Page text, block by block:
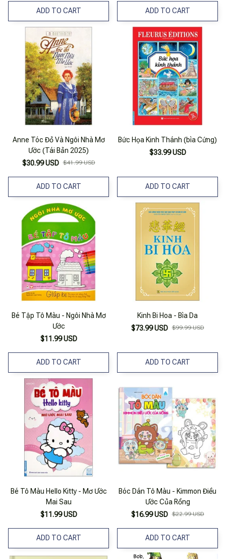
ADD TO CART ADD TO CART
Anne Tóc Đỏ Và Ngôi Nhà Mơ
Ước (Tái Bản 2025)
$30.99 USD $41.99 USD
ADD TO CART
Bức Họa Kinh Thánh (bìa Cứng)
$33.99 USD
ADD TO CART
Bé Tập Tô Màu - Ngôi Nhà Mơ
Ước
$11.99 USD
ADD TO CART
Kinh Bi Hoa - Bìa Da
$73.99 USD $99.99 USD
ADD TO CART
Bé Tô Màu Hello Kitty - Mơ Ước
Mai Sau
$11.99 USD
ADD TO CART
Bóc Dán Tô Màu - Kimmon Điều
Ước Của Rồng
$16.99 USD $22.99 USD
ADD TO CART